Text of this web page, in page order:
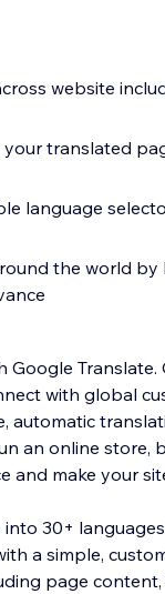
website
translated
language
the world
Google
with global
automatic
an online store,
and make your
30+
a simple,
page